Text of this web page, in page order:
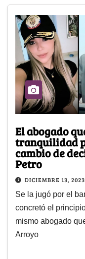
El abogado
tranquilidad
cambio de
Petro
DICIEMBRE 13, 2023
Se la jugó por el
concretó el
mismo abogado
Arroyo